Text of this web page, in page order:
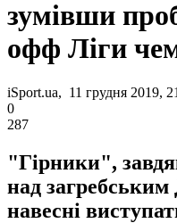
зумівши
офф Ліги
iSport.ua, 11 грудня 2019,
0
287
"Гірники",
над
навесні